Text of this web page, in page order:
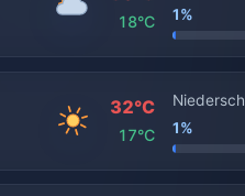
18°C
1%
32°C
17°C
1%